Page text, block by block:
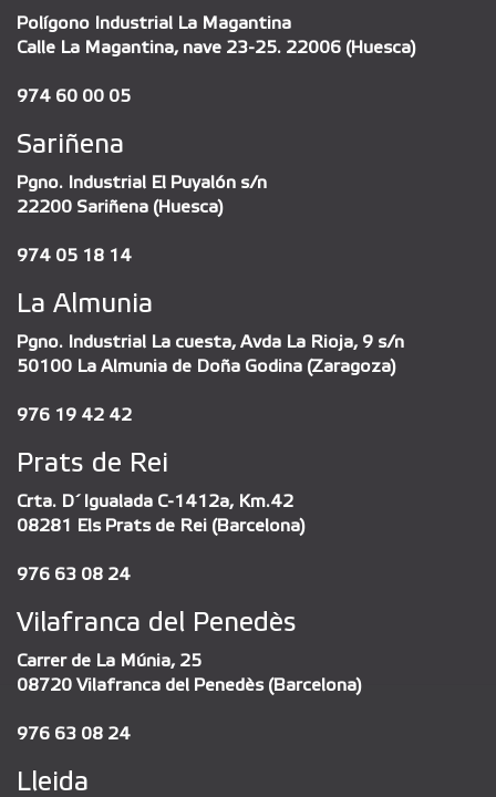
Polígono Industrial La Magantina
Calle La Magantina, nave 23-25. 22006 (Huesca)
974 60 00 05
Sariñena
Pgno. Industrial El Puyalón s/n
22200 Sariñena (Huesca)
974 05 18 14
La Almunia
Pgno. Industrial La cuesta, Avda La Rioja, 9 s/n
50100 La Almunia de Doña Godina (Zaragoza)
976 19 42 42
Prats de Rei
Crta. D´Igualada C-1412a, Km.42
08281 Els Prats de Rei (Barcelona)
976 63 08 24
Vilafranca del Penedès
Carrer de La Múnia, 25
08720 Vilafranca del Penedès (Barcelona)
976 63 08 24
Lleida